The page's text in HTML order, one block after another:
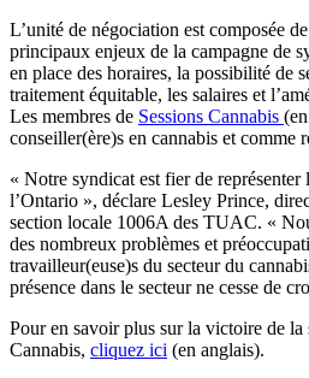
L’unité de négociation est composée
principaux enjeux de la campagne de
en place des horaires, la possibilité de
traitement équitable, les salaires et
Les membres de Sessions Cannabis
conseiller(ère)s en cannabis et comme
« Notre syndicat est fier de représenter
l’Ontario », déclare Lesley Prince,
section locale 1006A des TUAC. «
des nombreux problèmes et
travailleur(euse)s du secteur du
présence dans le secteur ne cesse de
Pour en savoir plus sur la victoire de la
Cannabis, cliquez ici (en anglais).